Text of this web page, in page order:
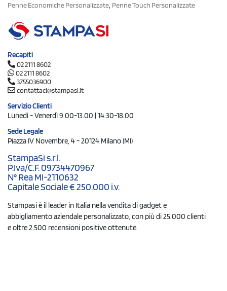
Penne Economiche Personalizzate Penne Touch Personalizzate
Recapiti
02 2111 8602
02 2111 8602
3755036900
contattaci@stampasi.it
Servizio Clienti
Lunedì - Venerdì 9.00-13.00 | 14.30-18.00
Sede Legale
Piazza IV Novembre, 4 - 20124 Milano (MI)
StampaSi s.r.l.
P.Iva/C.F. 09734470967
N° Rea MI-2110632
Capitale Sociale € 250.000 i.v.
Stampasi è il leader in Italia nella vendita di gadget e
abbigliamento aziendale personalizzato, con più di 25.000 clienti
e oltre 2.500 recensioni positive ottenute.